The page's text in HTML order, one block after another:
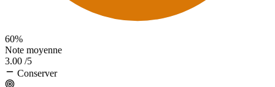
60%
Note moyenne
3.00 /5
Conserver